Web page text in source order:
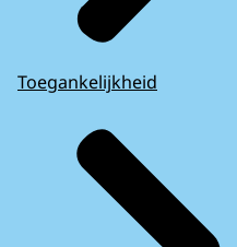
Toegankelijkheid